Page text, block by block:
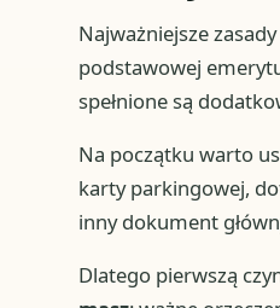
Najważniejsze
podstawowej
spełnione są
Na początku warto
karty parkingowej,
inny dokument
Dlatego pierwszą